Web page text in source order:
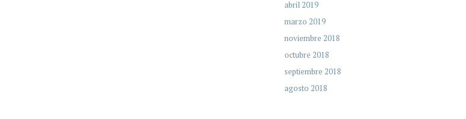
abril 2019
marzo 2019
noviembre 2018
octubre 2018
septiembre 2018
agosto 2018